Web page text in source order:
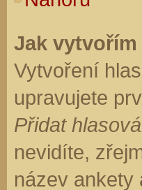
Jak
Vytvoření
upravujete
Přidat
nevidíte,
název ankety